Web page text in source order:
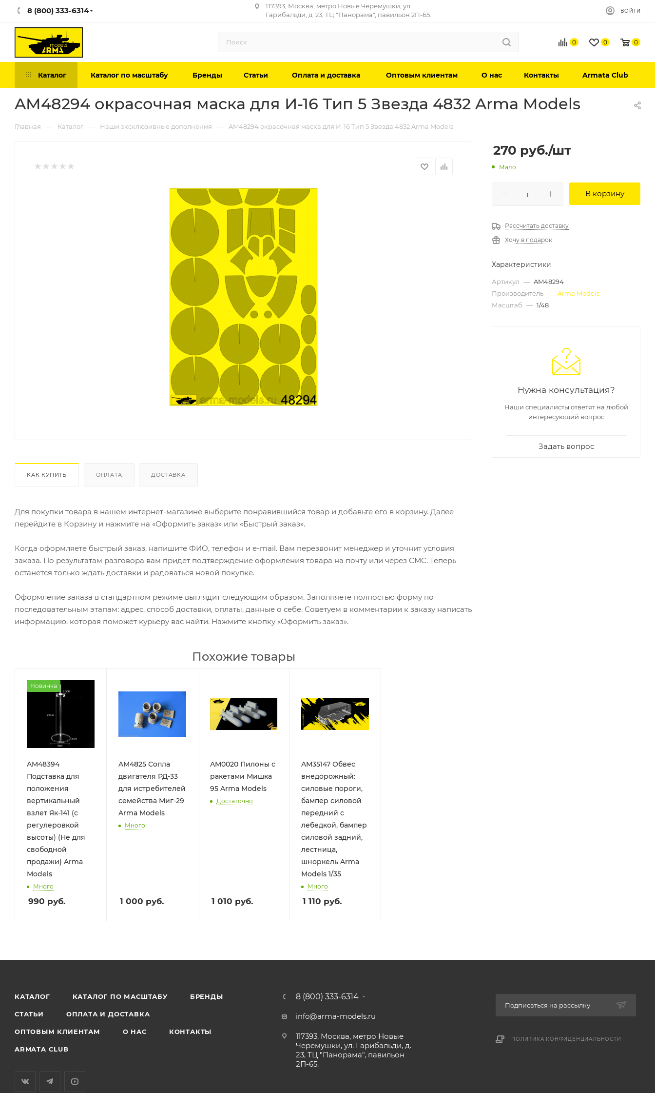
8 (800) 333-6314
117393, Москва, метро Новые Черемушки, ул.
Гарибальди, д. 23, ТЦ "Панорама", павильон 2П-65.
ВОЙТИ
0 0 0
Каталог Каталог по масштабу Бренды Статьи Оплата и доставка Оптовым клиентам О нас Контакты Armata Club
AM48294 окрасочная маска для И-16 Тип 5 Звезда 4832 Arma Models
Главная — Каталог — Наши эксклюзивные дополнения — AM48294 окрасочная маска для И-16 Тип 5 Звезда 4832 Arma Models
КАК КУПИТЬ ОПЛАТА ДОСТАВКА
Для покупки товара в нашем интернет-магазине выберите понравившийся товар и добавьте его в корзину. Далее
перейдите в Корзину и нажмите на «Оформить заказ» или «Быстрый заказ».
Когда оформляете быстрый заказ, напишите ФИО, телефон и e-mail. Вам перезвонит менеджер и уточнит условия
заказа. По результатам разговора вам придет подтверждение оформления товара на почту или через СМС. Теперь
останется только ждать доставки и радоваться новой покупке.
Оформление заказа в стандартном режиме выглядит следующим образом. Заполняете полностью форму по
последовательным этапам: адрес, способ доставки, оплаты, данные о себе. Советуем в комментарии к заказу написать
информацию, которая поможет курьеру вас найти. Нажмите кнопку «Оформить заказ».
Похожие товары
Новинка
AM48394
Подставка для
положения
вертикальный
взлет Як-141 (с
регулеровкой
высоты) (Не для
свободной
продажи) Arma
Models
Много
990 руб.
AM4825 Сопла
двигателя РД-33
для истребителей
семейства Миг-29
Arma Models
Много
1 000 руб.
AM0020 Пилоны с
ракетами Мишка
95 Arma Models
Достаточно
1 010 руб.
AM35147 Обвес
внедорожный:
cиловые пороги,
бампер силовой
передний с
лебедкой, бампер
силовой задний,
лестница,
шноркель Arma
Models 1/35
Много
1 110 руб.
270 руб./шт
Мало
В корзину
Рассчитать доставку
Хочу в подарок
Характеристики
Артикул — AM48294
Производитель — Arma Models
Масштаб — 1/48
Нужна консультация?
Наши специалисты ответят на любой
интересующий вопрос
Задать вопрос
КАТАЛОГ КАТАЛОГ ПО МАСШТАБУ БРЕНДЫ
СТАТЬИ ОПЛАТА И ДОСТАВКА
ОПТОВЫМ КЛИЕНТАМ О НАС КОНТАКТЫ
ARMATA CLUB
8 (800) 333-6314
info@arma-models.ru
117393, Москва, метро Новые
Черемушки, ул. Гарибальди, д.
23, ТЦ "Панорама", павильон
2П-65.
Подписаться на рассылку
ПОЛИТИКА КОНФИДЕНЦИАЛЬНОСТИ